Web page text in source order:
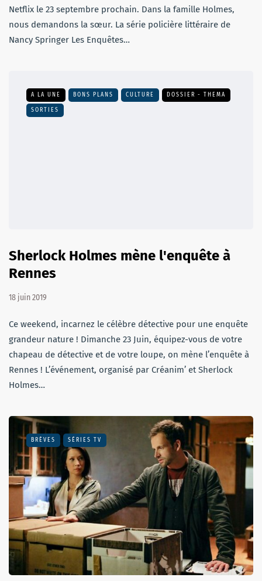
Netflix le 23 septembre prochain. Dans la famille Holmes,
nous demandons la sœur. La série policière littéraire de
Nancy Springer Les Enquêtes…
A LA UNE BONS PLANS CULTURE DOSSIER - THEMA
SORTIES
Sherlock Holmes mène l'enquête à
Rennes
18 juin 2019
Ce weekend, incarnez le célèbre détective pour une enquête
grandeur nature ! Dimanche 23 Juin, équipez-vous de votre
chapeau de détective et de votre loupe, on mène l’enquête à
Rennes ! L’événement, organisé par Créanim’ et Sherlock
Holmes…
BRÈVES SÉRIES TV